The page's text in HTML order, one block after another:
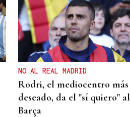
NO AL REAL MADRID
Rodri, el mediocentro más
deseado, da el "sí quiero" al
Barça